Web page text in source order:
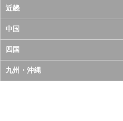
宮城県
秋田県
山形県
福島県
千葉県
埼玉県
茨城県
栃木県
長野県
新潟県
富山県
石川県
愛知県
岐阜県
三重県
静岡県
近畿
大阪府
京都府
兵庫県
中国
鳥取県
島根県
四国
徳島県
九州・沖縄